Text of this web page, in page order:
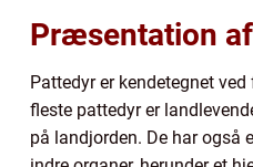
Præsentation
Pattedyr er kendetegnet
fleste pattedyr er
på landjorden. De har også